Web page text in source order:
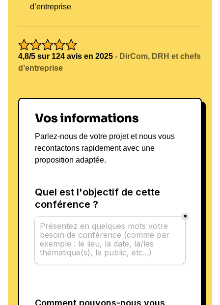
d’entreprise
4,8/5 sur 124 avis en 2025 - DirCom, DRH et chefs
d’entreprise
Vos informations
Parlez-nous de votre projet et nous vous
recontactons rapidement avec une
proposition adaptée.